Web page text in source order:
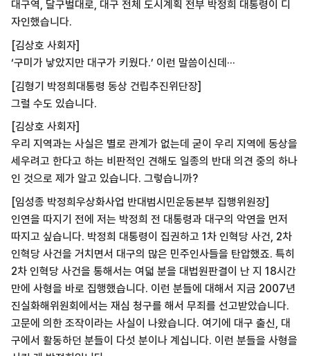
대구역, 달구벌대로, 대구 전체 도시계획 전부 박정희 대통령이 디
자인했습니다.
[김상호 사회자]
‘구미가 낳았지만 대구가 키웠다.’ 이런 말씀이신데···
[김형기 박정희대통령 동상 건립추진위단장]
그럴 수도 있습니다.
[김상호 사회자]
우리 지역과는 사실은 별로 관계가 없는데 굳이 우리 지역에 동상을
세우려고 한다고 하는 비판적인 견해도 일종의 반대 의견 중의 하나
인 것으로 제가 알고 있습니다. 그렇습니까?
[임성종 박정희우상화사업 반대범시민운동본부 집행위원장]
인연을 따지기 전에 저는 박정희 전 대통령과 대구의 악연을 먼저
따지고 싶습니다. 박정희 대통령이 집권하고 1차 인혁당 사건, 2차
인혁당 사건을 거치면서 대구의 많은 민주인사들을 탄압했죠. 특히
2차 인혁당 사건을 통해서는 여덟 분을 대법원판결이 난 지 18시간
만에 사형을 바로 집행했습니다. 이런 분들에 대해서 지금 2007년
진실화해위원회에서는 재심 청구를 해서 무죄를 선고받았습니다.
고문에 의한 조작이라는 사실이 나왔습니다. 여기에 대구 출신, 대
구에서 활동하던 분들이 다섯 분이나 계십니다. 이런 분들을 사형을